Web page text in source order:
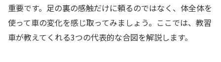
重要です。足の裏の感触だけに頼るのではなく、体全体を
使って車の変化を感じ取ってみましょう。ここでは、教習
車が教えてくれる3つの代表的な合図を解説します。